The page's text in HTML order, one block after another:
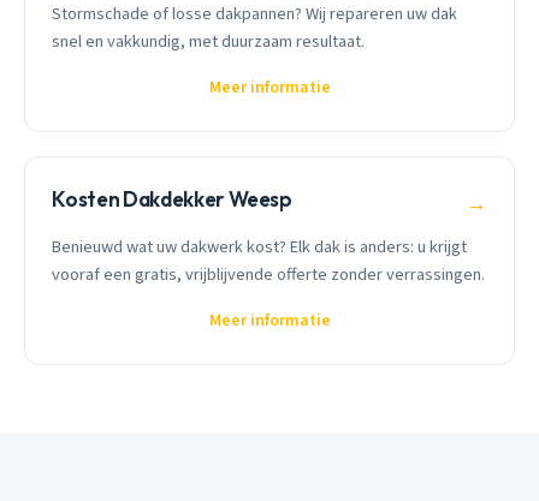
Stormschade of losse dakpannen? Wij repareren uw dak
snel en vakkundig, met duurzaam resultaat.
Meer informatie
Kosten Dakdekker Weesp →
Benieuwd wat uw dakwerk kost? Elk dak is anders: u krijgt
vooraf een gratis, vrijblijvende offerte zonder verrassingen.
Meer informatie